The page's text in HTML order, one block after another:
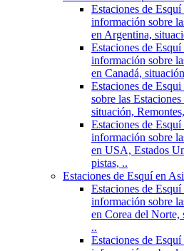
Estaciones de
información sobre
en Argentina,
Estaciones de Esquí
información sobre
en Canadá,
Estaciones de
sobre las
situación,
Estaciones de
información sobre
en USA, Estados
pistas, ..
Estaciones de Esquí en
Estaciones de
información sobre
en Corea del Norte,
..
Estaciones de